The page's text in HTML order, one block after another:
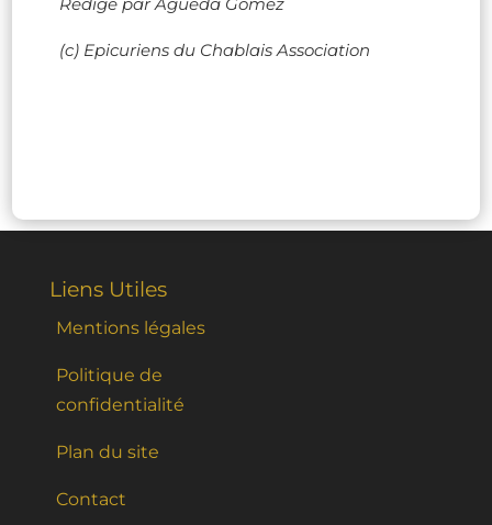
(c) Epicuriens du Chablais Association
Liens Utiles
Mentions légales
Politique de
confidentialité
Plan du site
Contact